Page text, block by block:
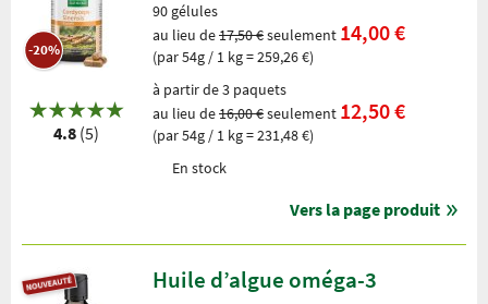
-20%
4.8 (5)
90 gélules
au lieu de17,50 €seulement 14,00 €
(par 54g / 1 kg = 259,26 €)
à partir de 3 paquets
au lieu de16,00 €seulement 12,50 €
(par 54g / 1 kg = 231,48 €)
En stock
Vers la page produit
Huile d’algue oméga-3